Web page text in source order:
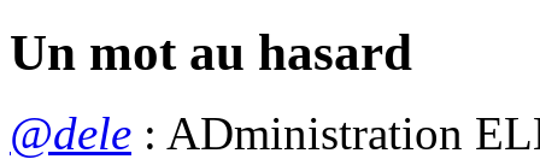
Un mot au hasard
@dele : ADministration